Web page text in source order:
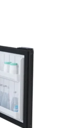
können
Produktseite
gewählt
werden